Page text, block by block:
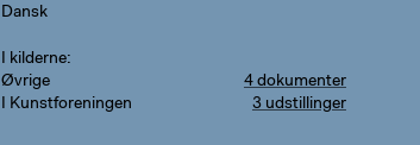
Dansk
I kilderne
Øvrige
4 dokumenter
I Kunstforeningen
3 udstillinger